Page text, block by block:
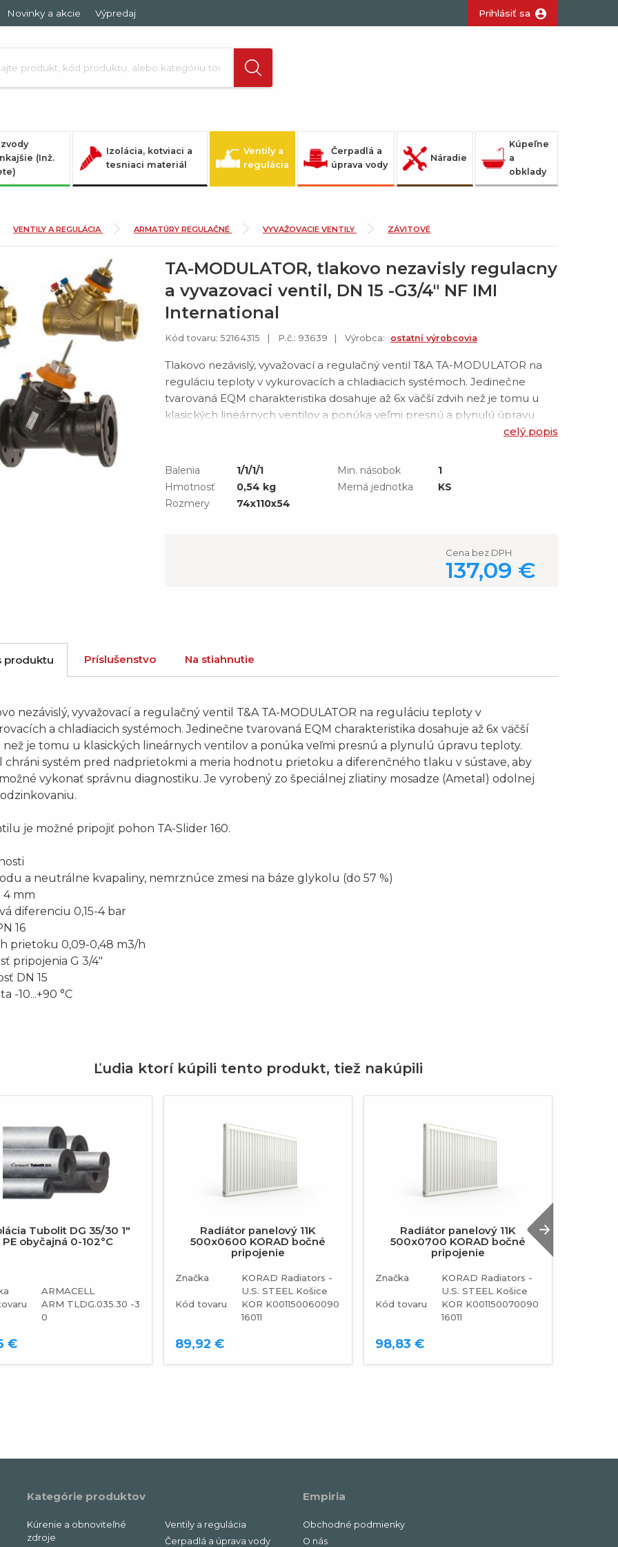
Novinky a akcie Výpredaj Prihlásiť sa
(Inž.
Izolácia, kotviaci a
tesniaci materiál
Ventily a
regulácia
Čerpadlá a
úprava vody
Náradie
Kúpeľne
a
obklady
VENTILY A REGULÁCIA ARMATÚRY REGULAČNÉ VYVAŽOVACIE VENTILY ZÁVITOVÉ
TA-MODULATOR, tlakovo nezavisly regulacny
a vyvazovaci ventil, DN 15 -G3/4" NF IMI
International
Kód tovaru: 52164315 P.č.: 93639 Výrobca: ostatní výrobcovia
Tlakovo nezávislý, vyvažovací a regulačný ventil T&A TA-MODULATOR na
reguláciu teploty v vykurovacích a chladiacich systémoch. Jedinečne
tvarovaná EQM charakteristika dosahuje až 6x väčší zdvih než je tomu u
klasických lineárnych ventilov a ponúka veľmi presnú a plynulú úpravu
teploty. Ventil chráni systém pred nadprietokmi a meria hodnotu prietoku
celý popis
Balenia
1/1/1/1
Hmotnosť
0,54 kg
Rozmery
74x110x54
Min. násobok
1
Merná jednotka
KS
Cena bez DPH
137,09 €
produktu Príslušenstvo Na stiahnutie
nezávislý, vyvažovací a regulačný ventil T&A TA-MODULATOR na reguláciu teploty v
a chladiacich systémoch. Jedinečne tvarovaná EQM charakteristika dosahuje až 6x väčší
než je tomu u klasických lineárnych ventilov a ponúka veľmi presnú a plynulú úpravu teploty.
chráni systém pred nadprietokmi a meria hodnotu prietoku a diferenčného tlaku v sústave, aby
vykonať správnu diagnostiku. Je vyrobený zo špeciálnej zliatiny mosadze (Ametal) odolnej
je možné pripojiť pohon TA-Slider 160.
a neutrálne kvapaliny, nemrznúce zmesi na báze glykolu (do 57 %)
4 mm
diferenciu 0,15-4 bar
16
prietoku 0,09-0,48 m3/h
pripojenia G 3/4"
DN 15
-10...+90 °C
Ľudia ktorí kúpili tento produkt, tiež nakúpili
Tubolit DG 35/30 1"
PE obyčajná 0-102°C
ARMACELL
ARM TLDG.035.30 -3
0
€
Radiátor panelový 11K
500x0600 KORAD bočné
pripojenie
Značka
KORAD Radiators -
U.S. STEEL Košice
Kód tovaru
KOR K001150060090
16011
89,92 €
Radiátor panelový 11K
500x0700 KORAD bočné
pripojenie
Značka
KORAD Radiators -
U.S. STEEL Košice
Kód tovaru
KOR K001150070090
16011
98,83 €
Kategórie produktov
Kúrenie a obnoviteľné
zdroje
Ventily a regulácia
Čerpadlá a úprava vody
Empiria
Obchodné podmienky
O nás